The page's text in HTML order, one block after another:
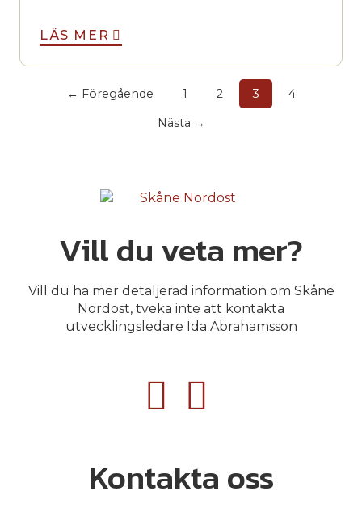
LÄS MER
← Föregående 1 2 3
4
Nästa →
Vill du veta mer?
Vill du ha mer detaljerad information om Skåne
Nordost, tveka inte att kontakta
utvecklingsledare Ida Abrahamsson
Kontakta oss